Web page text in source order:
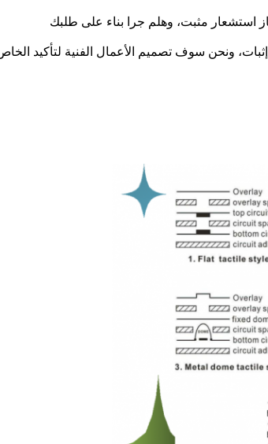
ونحن سوف تصميم الأعمال الفنية لتأكيد